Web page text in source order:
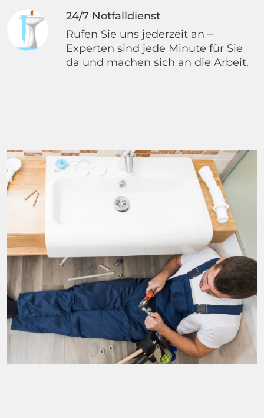
24/7 Notfalldienst
Rufen Sie uns jederzeit an –
Experten sind jede Minute für Sie
da und machen sich an die Arbeit.